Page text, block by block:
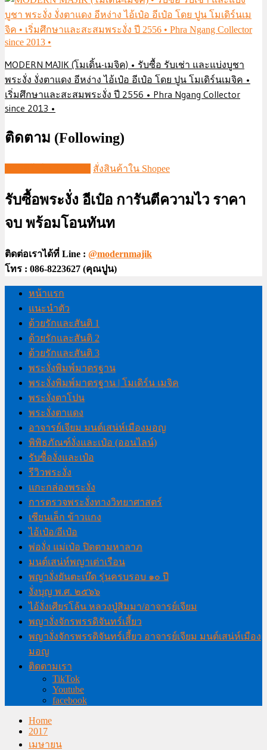
MODERN MAJIK (โมเดิ้น-เมจิค) • รับซื้อ รับเช่า และแบ่งบูชา
พระงั่ง งั่งตาแดง อีหง่าง ไอ้เป๋อ อีเป๋อ โดย ปูน โมเดิร์นเมจิค •
เริ่มศึกษาและสะสมพระงั่ง ปี 2556 • Phra Ngang Collector
since 2013 •
ติดตาม (Following)
สั่งสินค้าใน Shopee
รับซื้อพระงั่ง อีเป๋อ การันตีความไว ราคา
จบ พร้อมโอนทันท
ติดต่อเราได้ที่ Line : @modernmajik
โทร : 086-8223627 (คุณปูน)
หน้าแรก
แนะนำตัว
ด้วยรักและสันติ 1
ด้วยรักและสันติ 2
ด้วยรักและสันติ 3
พระงั่งพิมพ์มาตรฐาน
พระงั่งพิมพ์มาตรฐาน | โมเดิร์น เมจิค
พระงั่งตาโปน
พระงั่งตาแดง
อาจารย์เจียม มนต์เสน่ห์เมืองมอญ
พิพิธภัณฑ์งั่งและเป๋อ (ออนไลน์)
รับซื้องั่งและเป๋อ
รีวิวพระงั่ง
แกะกล่องพระงั่ง
การตรวจพระงั่งทางวิทยาศาสตร์
เซียนเล็ก ข้าวแกง
ไอ้เป๋อ/อีเป๋อ
พ่องั่ง แม่เป๋อ ปิดตามหาลาภ
มนต์เสน่ห์พญาเต่าเรือน
พญางั่งยันตะเบ๊ด รุ่นครบรอบ ๑๐ ปี
งั่งบุญ พ.ศ. ๒๕๖๖
ไอ้งั่งเศียรโล้น หลวงปู่สิมมา/อาจารย์เจียม
พญางั่งจักรพรรดิจันทร์เสี้ยว
พญางั่งจักรพรรดิจันทร์เสี้ยว อาจารย์เจียม มนต์เสน่ห์เมือง
มอญ
ติดตามเรา
TikTok
Youtube
facebook
Home
2017
เมษายน